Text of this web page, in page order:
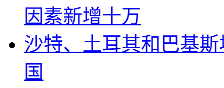
因素新增十万
沙特、土耳其和巴基
国